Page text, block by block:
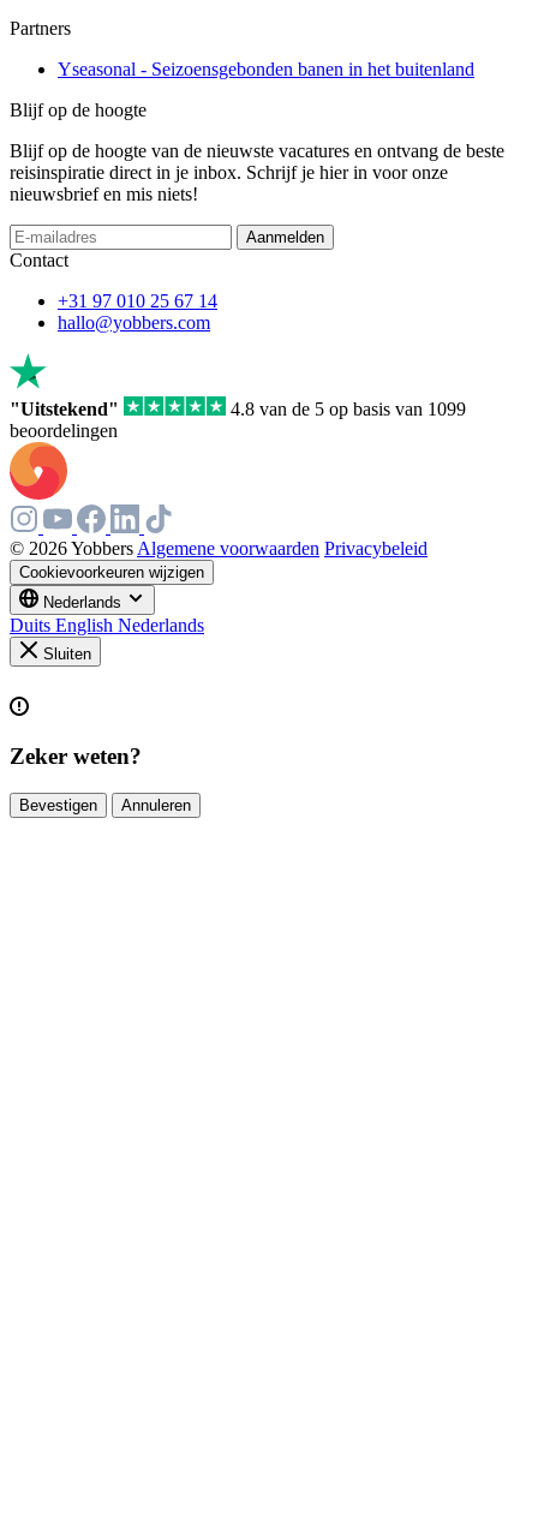
Partners
Yseasonal - Seizoensgebonden banen in het buitenland
Blijf op de hoogte
Blijf op de hoogte van de nieuwste vacatures en ontvang de beste
reisinspiratie direct in je inbox. Schrijf je hier in voor onze
nieuwsbrief en mis niets!
Aanmelden
Contact
+31 97 010 25 67 14
hallo@yobbers.com
"Uitstekend"
4.8 van de 5 op basis van 1099
beoordelingen
© 2026 Yobbers Algemene voorwaarden Privacybeleid
Cookievoorkeuren wijzigen
Nederlands
Duits English Nederlands
Sluiten
Zeker weten?
Bevestigen Annuleren